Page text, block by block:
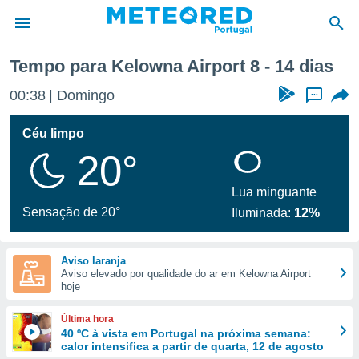
da
foi
fornecidas
a este
das
e
forma
digital
Tempo para Kelowna Airport 8 - 14 dias
00:38 Domingo ...
Céu limpo
20°
Sensação de 20°
Lua minguante
Iluminada: 12%
Aviso laranja
Aviso elevado por qualidade do ar em Kelowna Airport
hoje
Última hora
40 ºC à vista em Portugal na próxima semana:
calor intensifica a partir de quarta, 12 de agosto